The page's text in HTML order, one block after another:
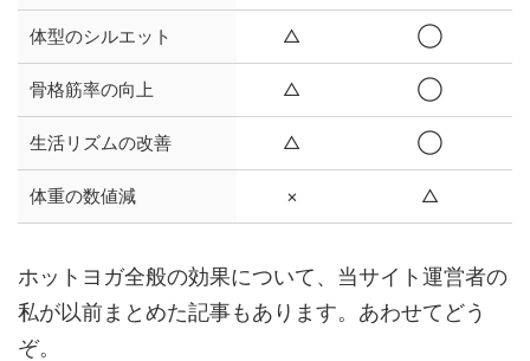
体型のシルエット △ ◯
骨格筋率の向上 △ ◯
生活リズムの改善 △ ◯
体重の数値減 × △
ホットヨガ全般の効果について、当サイト運営者の
私が以前まとめた記事もあります。あわせてどう
ぞ。